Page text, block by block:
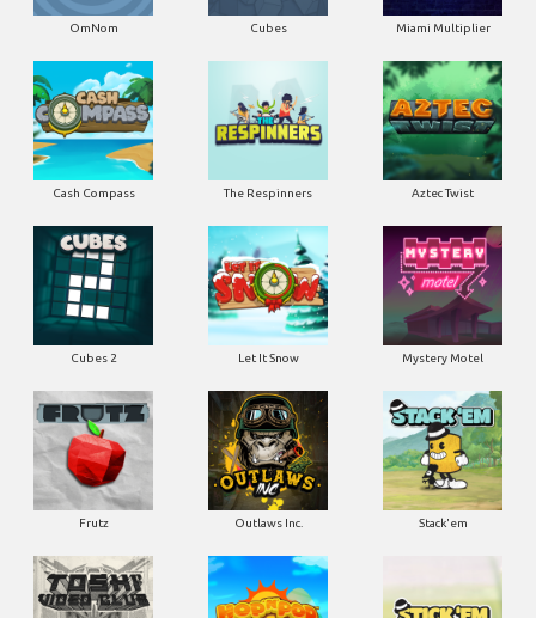
OmNom Cubes Miami Multiplier
Cash Compass The Respinners Aztec Twist
Cubes 2 Let It Snow Mystery Motel
Frutz Outlaws Inc. Stack'em